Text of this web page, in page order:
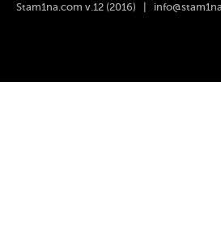
Stam1na.com v.12 (2016) |